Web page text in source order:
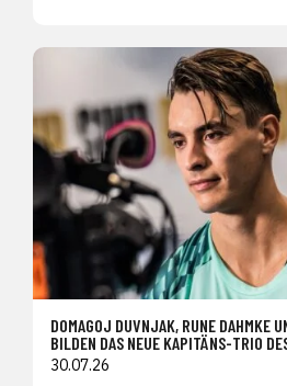
DOMAGOJ DUVNJAK, RUNE DAHMKE
BILDEN DAS NEUE KAPITÄNS-TRIO
30.07.26